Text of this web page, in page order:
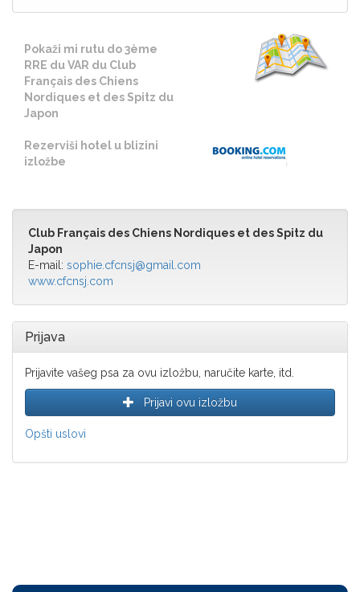
Pokaži mi rutu do 3ème
RRE du VAR du Club
Français des Chiens
Nordiques et des Spitz du
Japon
Rezerviši hotel u blizini
izložbe
Club Français des Chiens Nordiques et des Spitz du
Japon
E-mail: sophie.cfcnsj@gmail.com
www.cfcnsj.com
Prijava
Prijavite vašeg psa za ovu izložbu, naručite karte, itd.
Prijavi ovu izložbu
Opšti uslovi